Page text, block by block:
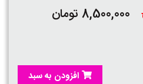
8,500,000 تومان
افزودن به سبد